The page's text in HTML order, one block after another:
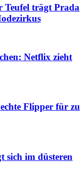
trägt Prada
Netflix zieht
Flipper für zu
sich im düsteren